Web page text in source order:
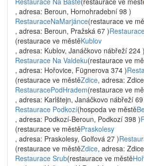
, adresa: Beroun, Hornohradební 98 )
RestauraceNaMarjánce(restaurace ve
, adresa: Beroun, Pražská 67 )
(restaurace ve městěKublov
, adresa: Kublov, Janáčkovo nábřeží 224 )
Restaurace Na Valdeku(restaurace ve
, adresa: Hořovice, Fügnerova 374 )
(restaurace ve městěZdice, adresa:
RestauracePodHradem(restaurace ve
, adresa: Karlštejn, Janáčkovo nábřeží
Restaurace Podkozí(hospoda ve městě
, adresa: Podkozí-Beroun, Podkozí 398 )
(restaurace ve městěPraskolesy
, adresa: Praskolesy, Golfová 27 )
(restaurace ve městěZdice, adresa:
Restaurace Srub(restaurace ve městě